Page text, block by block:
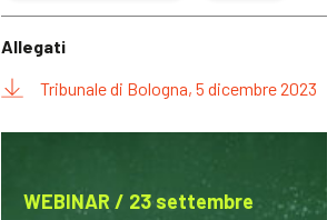
Allegati
Tribunale di Bologna, 5 dicembre 2023
WEBINAR / 23 settembre